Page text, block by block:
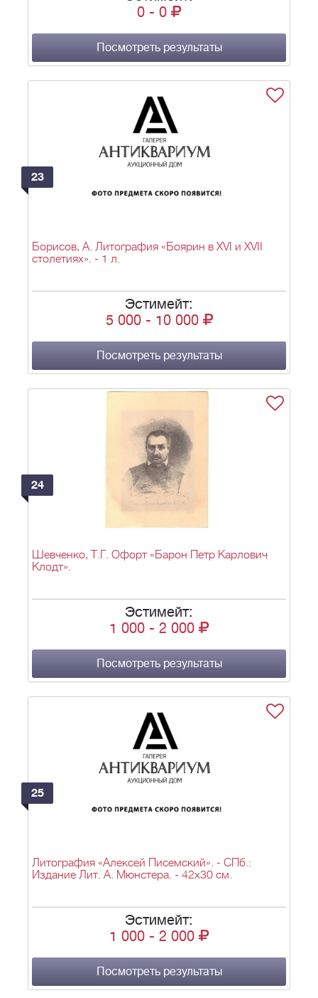
0 - 0
Посмотреть результаты
23
Борисов, А. Литография «Боярин в XVI и XVII
столетиях». - 1 л.
Эстимейт:
5 000- 10 000
Посмотреть результаты
24
Шевченко, Т.Г. Офорт «Барон Петр Карлович
Клодт».
Эстимейт:
1 000 - 2 000
Посмотреть результаты
25
Литография «Алексей Писемский». - СПб.:
Издание Лит. А. Мюнстера. - 42х30 см.
Эстимейт:
1 000 - 2 000
Посмотреть результаты